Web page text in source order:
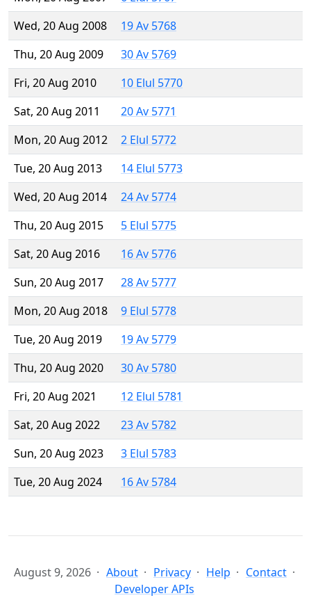
Wed, 20 Aug 2008
19 Av 5768
Thu, 20 Aug 2009
30 Av 5769
Fri, 20 Aug 2010
10 Elul 5770
Sat, 20 Aug 2011
20 Av 5771
Mon, 20 Aug 2012
2 Elul 5772
Tue, 20 Aug 2013
14 Elul 5773
Wed, 20 Aug 2014
24 Av 5774
Thu, 20 Aug 2015
5 Elul 5775
Sat, 20 Aug 2016
16 Av 5776
Sun, 20 Aug 2017
28 Av 5777
Mon, 20 Aug 2018
9 Elul 5778
Tue, 20 Aug 2019
19 Av 5779
Thu, 20 Aug 2020
30 Av 5780
Fri, 20 Aug 2021
12 Elul 5781
Sat, 20 Aug 2022
23 Av 5782
Sun, 20 Aug 2023
3 Elul 5783
Tue, 20 Aug 2024
16 Av 5784
August 9, 2026 About Privacy Help
Contact
Developer APIs